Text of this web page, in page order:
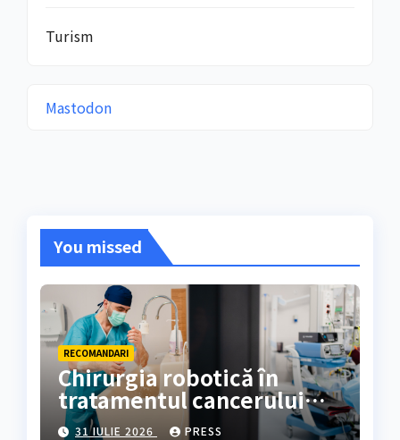
Turism
Mastodon
You missed
RECOMANDARI
Chirurgia robotică în
tratamentul cancerului
colorectal
31 IULIE 2026 PRESS